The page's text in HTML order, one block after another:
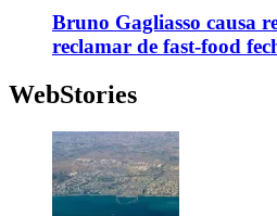
Bruno Gagliasso causa
reclamar de fast-food
WebStories